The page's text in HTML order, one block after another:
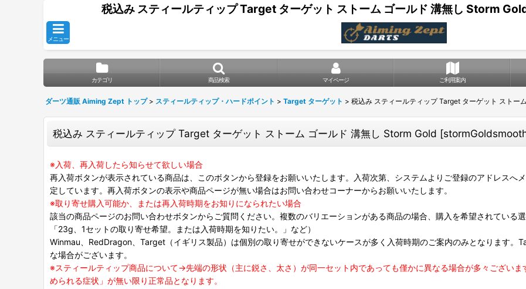
税込み スティールティップ Target ターゲット ストーム ゴールド 溝無し Storm
メニュー
カテゴリ 商品検索 マイページ ご利用案内
ダーツ通販 Aiming Zept トップ > スティールティップ・ハードポイント > Target ターゲット > 税込み スティールティップ Target ターゲット ストー
税込み スティールティップ Target ターゲット ストーム ゴールド 溝無し Storm Gold [
※入荷、再入荷したら知らせて欲しい場合
再入荷ボタンが表示されている商品は、このボタンから登録をお願いいたします。入荷次第、システムよりご登録のアドレスへ
定しています。再入荷ボタンの表示や商品ページが無い場合はお問い合わせコーナーからお願いいたします。
※取り寄せ購入可能か、または再入荷時期をお知りになられたい場合
該当の商品ページのお問い合わせボタンからご質問ください。複数のバリエーションがある商品の場合、購入を希望されている
「23g、1セットの取り寄せ希望。または入荷時期を知りたい。」など）
Winmau、RedDragon、Target（イギリス製品）は個別の取り寄せができないケースが多く入荷時期のご案内のみとなります
な場合がございます。
※スティールティップ商品について→先端の形状（主に鋭さ、太さ）が同一セット内であっても僅かに異なる場合が多々ござい
められる症状」が無い限り正常品となります。